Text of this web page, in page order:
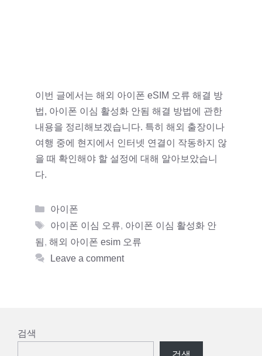
이번 글에서는 해외 아이폰 eSIM 오류 해결 방
법, 아이폰 이심 활성화 안됨 해결 방법에 관한
내용을 정리해보겠습니다. 특히 해외 출장이나
여행 중에 현지에서 인터넷 연결이 작동하지 않
을 때 확인해야 할 설정에 대해 알아보았습니
다.
Categories
아이폰
Tags
아이폰 이심 오류, 아이폰 이심 활성화 안
됨, 해외 아이폰 esim 오류
Leave a comment
검색